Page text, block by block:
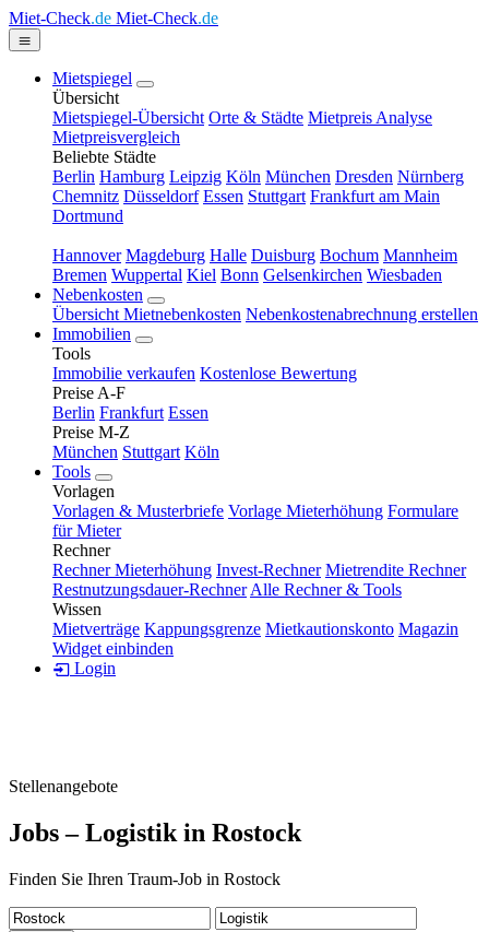
Miet-Check.de Miet-Check.de
Mietspiegel
Übersicht
Mietspiegel-Übersicht Orte & Städte Mietpreis Analyse
Mietpreisvergleich
Beliebte Städte
Berlin Hamburg Leipzig Köln München Dresden Nürnberg
Chemnitz Düsseldorf Essen Stuttgart Frankfurt am Main
Dortmund
Hannover Magdeburg Halle Duisburg Bochum Mannheim
Bremen Wuppertal Kiel Bonn Gelsenkirchen Wiesbaden
Nebenkosten
Übersicht Mietnebenkosten Nebenkostenabrechnung erstellen
Immobilien
Tools
Immobilie verkaufen Kostenlose Bewertung
Preise A-F
Berlin Frankfurt Essen
Preise M-Z
München Stuttgart Köln
Tools
Vorlagen
Vorlagen & Musterbriefe Vorlage Mieterhöhung Formulare
für Mieter
Rechner
Rechner Mieterhöhung Invest-Rechner Mietrendite Rechner
Restnutzungsdauer-Rechner Alle Rechner & Tools
Wissen
Mietverträge Kappungsgrenze Mietkautionskonto Magazin
Widget einbinden
Login
Stellenangebote
Jobs – Logistik in Rostock
Finden Sie Ihren Traum-Job in Rostock